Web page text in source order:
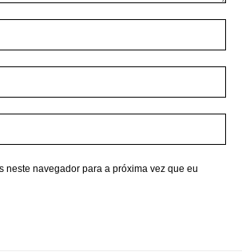
neste navegador para a próxima vez que eu